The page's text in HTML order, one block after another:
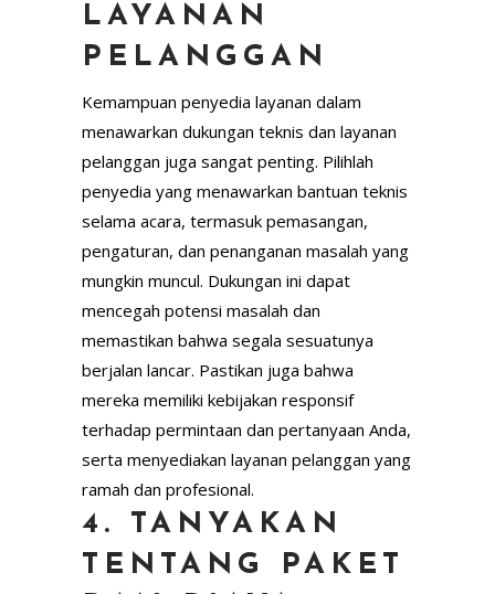
LAYANAN
PELANGGAN
Kemampuan penyedia layanan dalam
menawarkan dukungan teknis dan layanan
pelanggan juga sangat penting. Pilihlah
penyedia yang menawarkan bantuan teknis
selama acara, termasuk pemasangan,
pengaturan, dan penanganan masalah yang
mungkin muncul. Dukungan ini dapat
mencegah potensi masalah dan
memastikan bahwa segala sesuatunya
berjalan lancar. Pastikan juga bahwa
mereka memiliki kebijakan responsif
terhadap permintaan dan pertanyaan Anda,
serta menyediakan layanan pelanggan yang
ramah dan profesional.
4. TANYAKAN
TENTANG PAKET